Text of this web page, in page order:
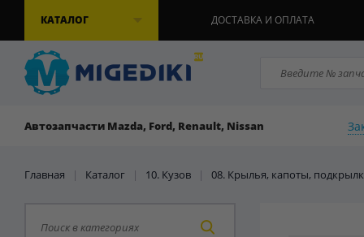
КАТАЛОГ ДОСТАВКА И ОПЛАТА
Автозапчасти Mazda, Ford, Renault, Nissan
Главная | Каталог | 10. Кузов | 08. Крылья, капоты,